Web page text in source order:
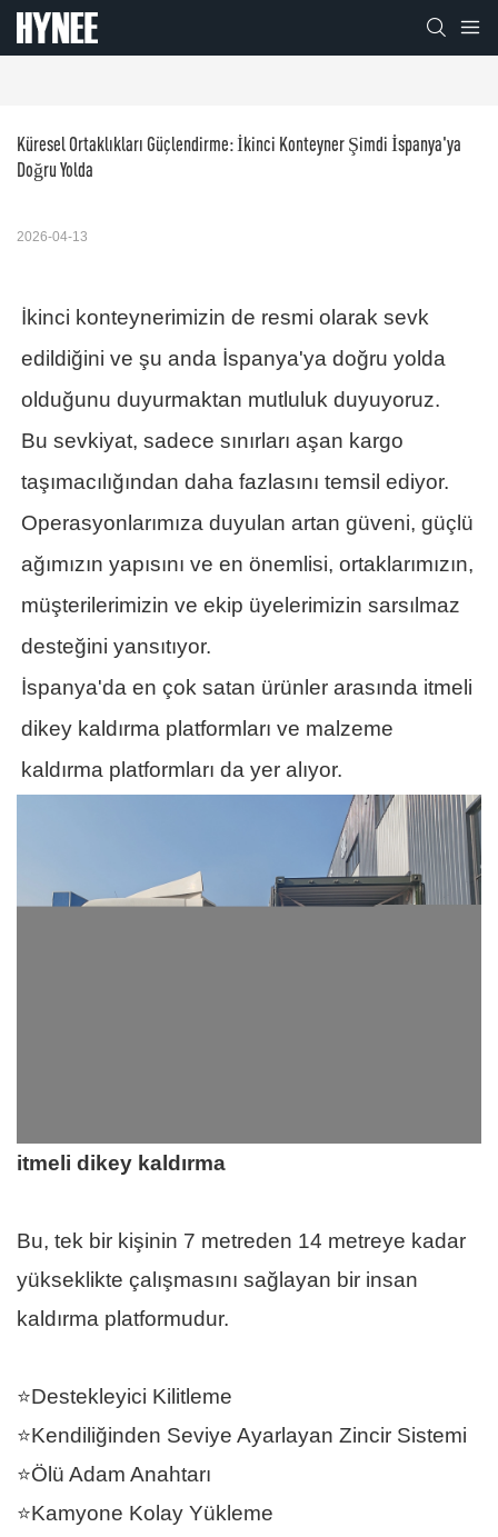
Küresel Ortaklıkları Güçlendirme: İkinci Konteyner Şimdi İspanya'ya
Doğru Yolda
2026-04-13
İkinci konteynerimizin de resmi olarak sevk
edildiğini ve şu anda İspanya'ya doğru yolda
olduğunu duyurmaktan mutluluk duyuyoruz.
Bu sevkiyat, sadece sınırları aşan kargo
taşımacılığından daha fazlasını temsil ediyor.
Operasyonlarımıza duyulan artan güveni, güçlü
ağımızın yapısını ve en önemlisi, ortaklarımızın,
müşterilerimizin ve ekip üyelerimizin sarsılmaz
desteğini yansıtıyor.
İspanya'da en çok satan ürünler arasında itmeli
dikey kaldırma platformları ve malzeme
kaldırma platformları da yer alıyor.
itmeli dikey kaldırma
Bu, tek bir kişinin 7 metreden 14 metreye kadar
yükseklikte çalışmasını sağlayan bir insan
kaldırma platformudur.
⭐Destekleyici Kilitleme
⭐Kendiliğinden Seviye Ayarlayan Zincir Sistemi
⭐Ölü Adam Anahtarı
⭐Kamyone Kolay Yükleme